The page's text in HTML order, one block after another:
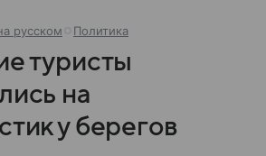
русском Политика
туристы
на
у берегов